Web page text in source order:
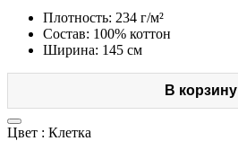
Плотность: 234 г/м²
Состав: 100% коттон
Ширина: 145 см
В корзину
Цвет : Клетка